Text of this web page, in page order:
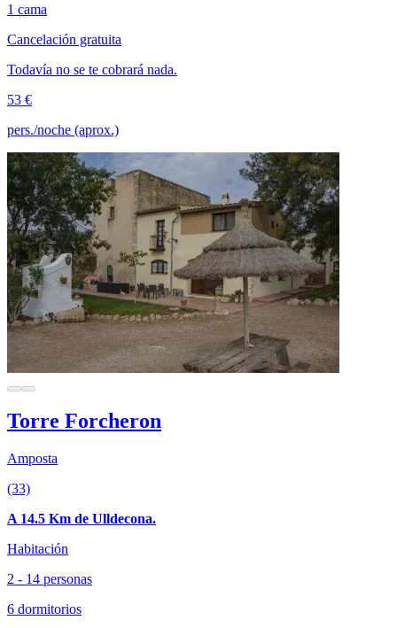
1 cama
Cancelación gratuita
Todavía no se te cobrará nada.
53 €
pers./noche (aprox.)
Torre Forcheron
Amposta
(33)
A 14.5 Km de Ulldecona.
Habitación
2 - 14 personas
6 dormitorios